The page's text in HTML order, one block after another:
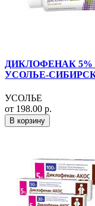
ДИКЛОФЕНАК 5%
УСОЛЬЕ-
УСОЛЬЕ
от 198.00 р.
В корзину